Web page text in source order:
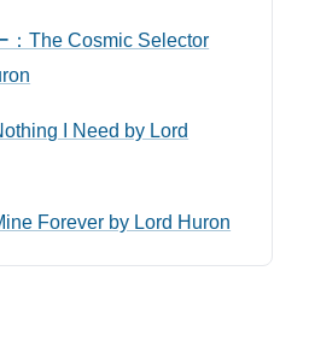
：The Cosmic Selector
I Need by Lord
Forever by Lord Huron